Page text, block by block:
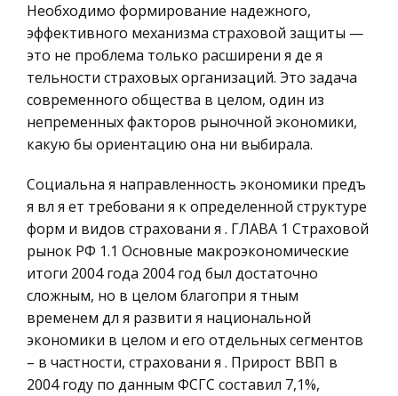
Теория государства и права
Компьютерные сети
Философия
Программирование, Базы данных
Правоохранительные органы
Конституционное (государственное) право
России
Ценные бумаги
Гражданское право
Трудовое право
История государства и права зарубежных
стран
Транспорт
Банковское дело и кредитование
Внутри прямоугольника изображается символ,
указывающий функциональное назначение
элемента. На рис.1 10 представлены логические
элементы, реализующие рассмотренные в п.2.2.
функции. Там же представлены
Особенности работы с учебником на уроках
«Окружающий мир» по УМК Н.Ф. Виноградовой
Главное достоинство данного метода —
возможность для ученика многократно читать
учебный материал в доступном для него темпе
и в удобное время. Учебные книги успешно
выполняют все функции: обучающую,
Организация производства на
машиностроительных предприятиях с
поточными линиями
Необходимо формирование надежного,
эффективного механизма страховой защиты —
это не проблема только расширени я де я
тельности страховых организаций. Это задача
современного общества в целом, один из
непременных факторов рыночной экономики,
какую бы ориентацию она ни выбирала.
Социальна я направленность экономики предъ
я вл я ет требовани я к определенной структуре
форм и видов страховани я . ГЛАВА 1 Страховой
рынок РФ 1.1 Основные макроэкономические
итоги 2004 года 2004 год был достаточно
сложным, но в целом благопри я тным
временем дл я развити я национальной
экономики в целом и его отдельных сегментов
– в частности, страховани я . Прирост ВВП в
2004 году по данным ФСГС составил 7,1%,